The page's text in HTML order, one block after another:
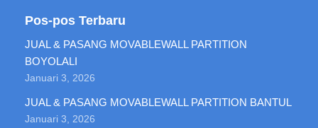
Pos-pos Terbaru
JUAL & PASANG MOVABLEWALL PARTITION
BOYOLALI
Januari 3, 2026
JUAL & PASANG MOVABLEWALL PARTITION BANTUL
Januari 3, 2026